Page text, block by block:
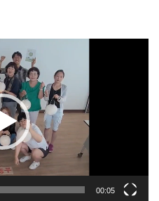
00:05